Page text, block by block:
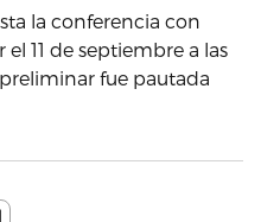
la conferencia con
11 de septiembre a las
fue pautada